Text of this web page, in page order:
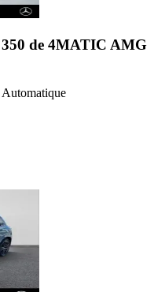
de 4MATIC AMG
Automatique